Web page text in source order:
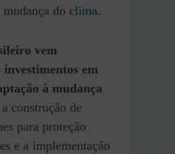
do clima.
vem
investimentos em
à mudança
construção de
para proteção
e a implementação